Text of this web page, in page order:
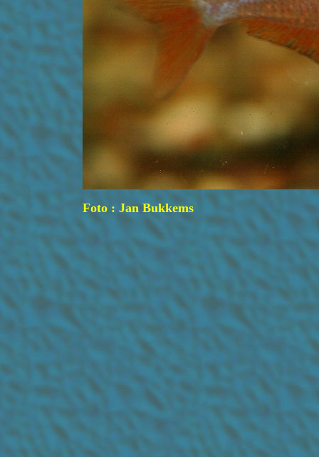
Foto : Jan Bukkems